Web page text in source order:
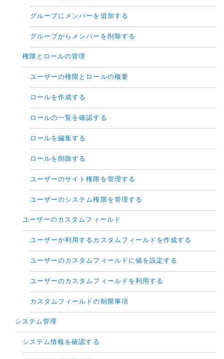
グループにメンバーを追加する
グループからメンバーを削除する
権限とロールの管理
ユーザーの権限とロールの概要
ロールを作成する
ロールの一覧を確認する
ロールを編集する
ロールを削除する
ユーザーのサイト権限を管理する
ユーザーのシステム権限を管理する
ユーザーのカスタムフィールド
ユーザーが利用するカスタムフィールドを作成する
ユーザーのカスタムフィールドに値を設定する
ユーザーのカスタムフィールドを利用する
カスタムフィールドの制限事項
システム管理
システム情報を確認する